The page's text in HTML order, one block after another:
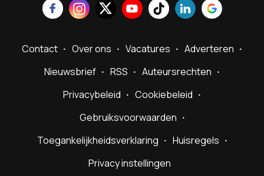
Contact Over ons Vacatures
Adverteren
Nieuwsbrief
RSS
Auteursrechten
Privacybeleid
Cookiebeleid
Gebruiksvoorwaarden
Toegankelijkheidsverklaring
Huisregels
Privacy instellingen